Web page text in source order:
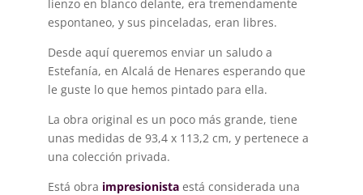
lienzo en blanco delante, era tremendamente
espontaneo, y sus pinceladas, eran libres.
Desde aquí queremos enviar un saludo a
Estefanía, en Alcalá de Henares esperando que
le guste lo que hemos pintado para ella.
La obra original es un poco más grande, tiene
unas medidas de 93,4 x 113,2 cm, y pertenece a
una colección privada.
Está obra impresionista está considerada una